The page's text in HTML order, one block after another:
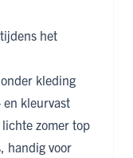
het
kleding
kleurvast
zomer top
handig voor